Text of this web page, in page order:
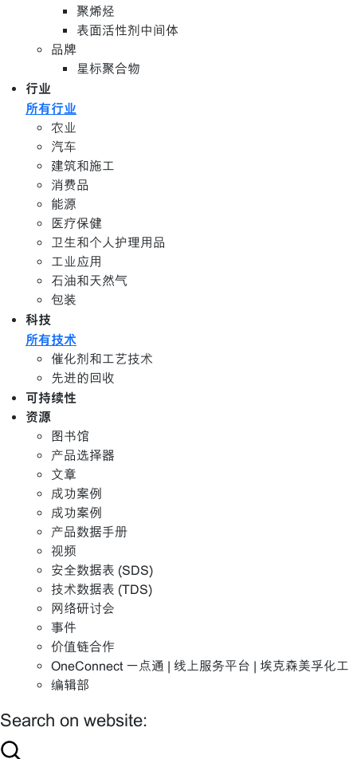
聚烯烃
表面活性剂中间体
品牌
星标聚合物
行业
所有行业
农业
汽车
建筑和施工
消费品
能源
医疗保健
卫生和个人护理用品
工业应用
石油和天然气
包装
科技
所有技术
催化剂和工艺技术
先进的回收
可持续性
资源
图书馆
产品选择器
文章
成功案例
成功案例
产品数据手册
视频
安全数据表 (SDS)
技术数据表 (TDS)
网络研讨会
事件
价值链合作
OneConnect 一点通 | 线上服务平台 | 埃克森美孚化工
编辑部
Search on website: